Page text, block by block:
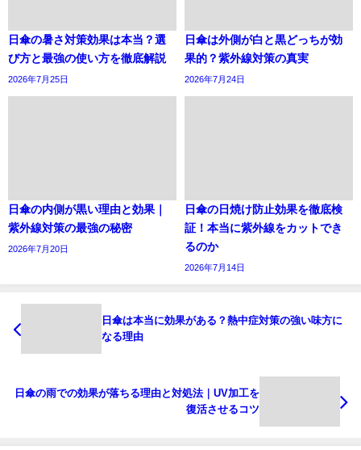
日傘の暑さ対策効果は本当？選
び方と最強の使い方を徹底解説
2026年7月25日
日傘は外側が白と黒どっちが効
果的？紫外線対策の真実
2026年7月24日
日傘の内側が黒い理由と効果｜
紫外線対策の最強の秘密
2026年7月20日
日傘の日焼け防止効果を徹底検
証！本当に紫外線をカットでき
るのか
2026年7月14日
日傘は本当に効果がある？熱中症対策の強い味方に
なる理由
日傘の雨での効果が落ちる理由と対処法｜UV加工を
復活させるコツ